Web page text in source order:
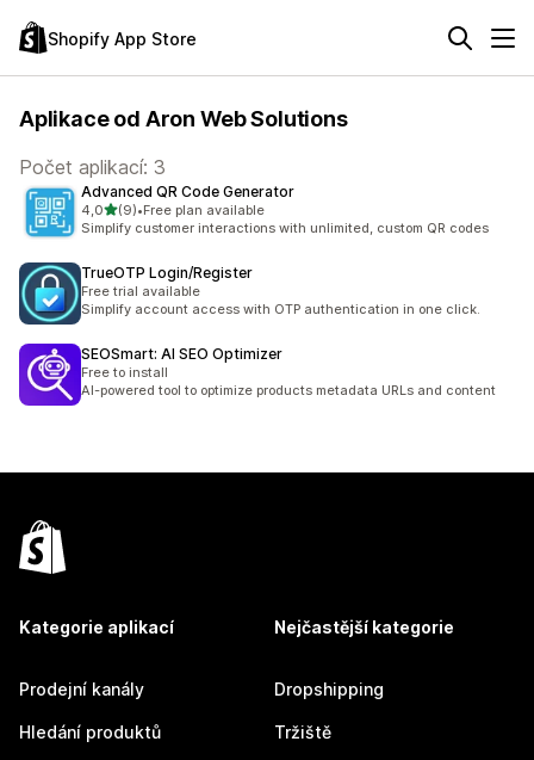
Shopify App Store
Aplikace od Aron Web Solutions
Počet aplikací: 3
Advanced QR Code Generator
4,0z 5 hvězd
(9)
Celkový počet recenzí: 9
•Free plan available
Simplify customer interactions with unlimited, custom QR codes
TrueOTP Login/Register
Free trial available
Simplify account access with OTP authentication in one click.
SEOSmart: AI SEO Optimizer
Free to install
AI-powered tool to optimize products metadata URLs and content
Kategorie aplikací
Prodejní kanály
Hledání produktů
Nejčastější kategorie
Dropshipping
Tržiště